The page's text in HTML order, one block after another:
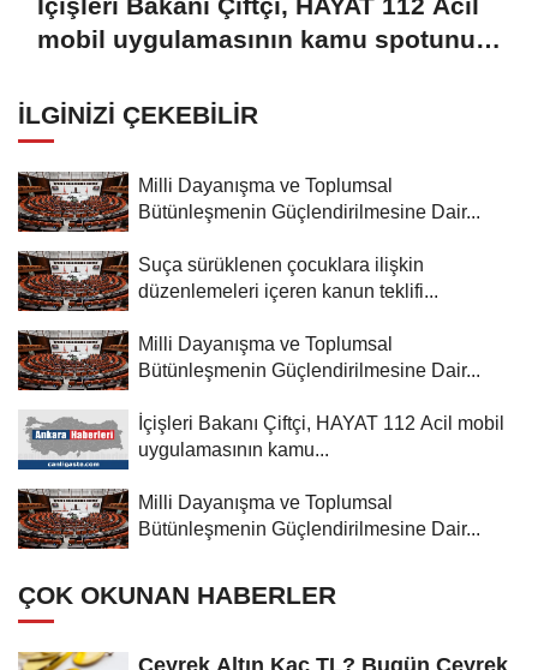
İçişleri Bakanı Çiftçi, HAYAT 112 Acil
mobil uygulamasının kamu spotunu
İLGINIZI ÇEKEBILIR
Milli Dayanışma ve Toplumsal
Bütünleşmenin Güçlendirilmesine Dair...
Suça sürüklenen çocuklara ilişkin
düzenlemeleri içeren kanun teklifi...
Milli Dayanışma ve Toplumsal
Bütünleşmenin Güçlendirilmesine Dair...
İçişleri Bakanı Çiftçi, HAYAT 112 Acil mobil
uygulamasının kamu...
Milli Dayanışma ve Toplumsal
Bütünleşmenin Güçlendirilmesine Dair...
ÇOK OKUNAN HABERLER
Çeyrek Altın Kaç TL? Bugün Çeyrek